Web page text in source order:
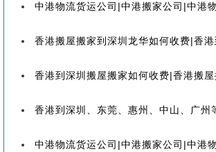
中港物流货运公司|中港搬家公司|中港物流搬家到湛江流程、联运、包
香港搬屋搬家到深圳龙华如何收费|香港到深圳龙华搬屋搬家收费标
香港到深圳搬屋搬家如何收费|香港搬屋搬家到深圳如何计费-【分享
香港到深圳、东莞、惠州、中山、广州等内地搬屋搬家，如何
中港物流货运公司|中港搬家公司|中港物流搬家到韶关流程、联运、包